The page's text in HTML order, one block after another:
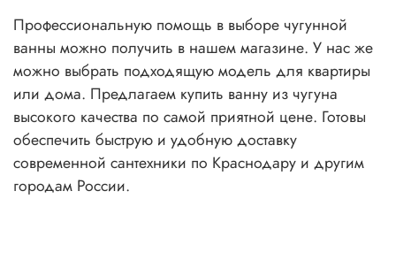
Профессиональную помощь в выборе чугунной
ванны можно получить в нашем магазине. У нас же
можно выбрать подходящую модель для квартиры
или дома. Предлагаем купить ванну из чугуна
высокого качества по самой приятной цене. Готовы
обеспечить быструю и удобную доставку
современной сантехники по Краснодару и другим
городам России.